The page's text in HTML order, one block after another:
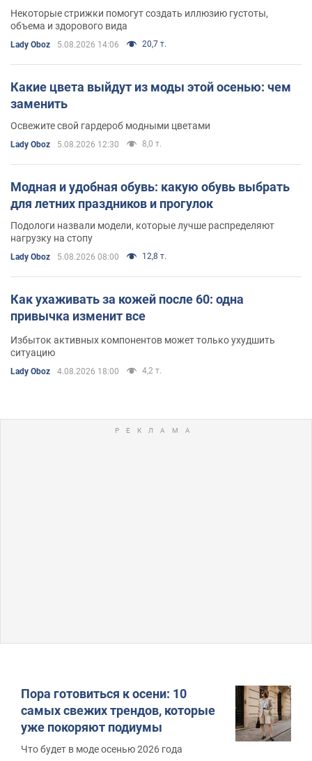
Некоторые стрижки помогут создать иллюзию густоты,
объема и здорового вида
Lady Oboz 5.08.2026 14:06 20,7 т.
Какие цвета выйдут из моды этой осенью: чем
заменить
Освежите свой гардероб модными цветами
Lady Oboz 5.08.2026 12:30 8,0 т.
Модная и удобная обувь: какую обувь выбрать
для летних праздников и прогулок
Подологи назвали модели, которые лучше распределяют
нагрузку на стопу
Lady Oboz 5.08.2026 08:00 12,8 т.
Как ухаживать за кожей после 60: одна
привычка изменит все
Избыток активных компонентов может только ухудшить
ситуацию
Lady Oboz 4.08.2026 18:00 4,2 т.
Пора готовиться к осени: 10
самых свежих трендов, которые
уже покоряют подиумы
Что будет в моде осенью 2026 года